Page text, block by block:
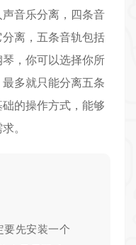
音乐分离，四条音
离，五条音轨包括
，你可以选择你所
多就只能分离五条
的操作方式，能够
。
要先安装一个